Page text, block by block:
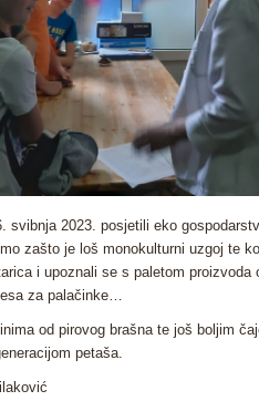
svibnja 2023. posjetili eko
zašto je loš monokulturni uzgoj te
i upoznali se s paletom
za palačinke…
od pirovog brašna te još boljim
petaša.